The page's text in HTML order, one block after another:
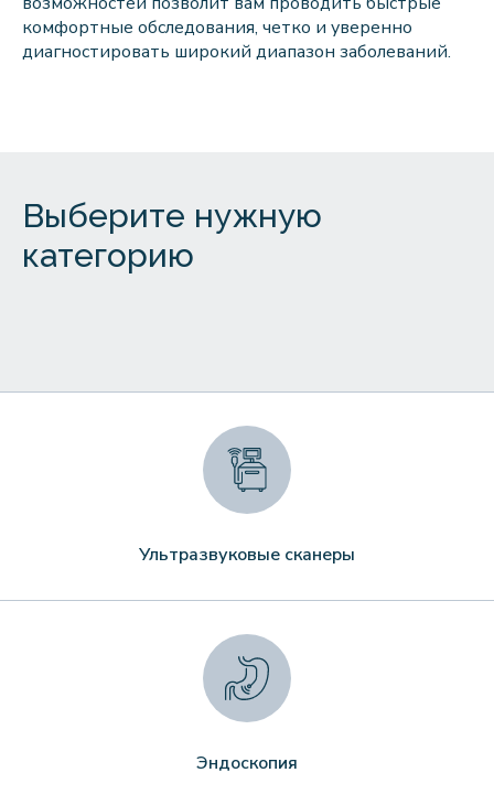
комфортные обследования, четко и уверенно
диагностировать широкий диапазон заболеваний.
Выберите нужную
категорию
Ультразвуковые сканеры
Эндоскопия